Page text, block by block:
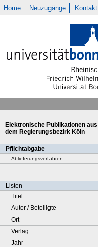
Home Neuzugänge Kontakt
Elektronische Publikationen aus
dem Regierungsbezirk Köln
Pflichtabgabe
Ablieferungsverfahren
Listen
Titel
Autor / Beteiligte
Ort
Verlag
Jahr